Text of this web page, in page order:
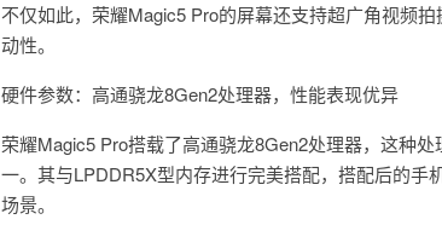
不仅如此，荣耀Magic5 Pro的屏幕还支持超广角视频
动性。
硬件参数：高通骁龙8Gen2处理器，性能表现优异
荣耀Magic5 Pro搭载了高通骁龙8Gen2处理器，这种
一。其与LPDDR5X型内存进行完美搭配，搭配后的
场景。